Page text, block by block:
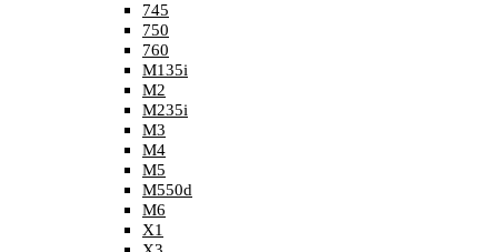
745
750
760
M135i
M2
M235i
M3
M4
M5
M550d
M6
X1